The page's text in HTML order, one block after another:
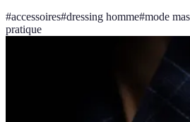
#accessoires#dressing homme#mode
pratique